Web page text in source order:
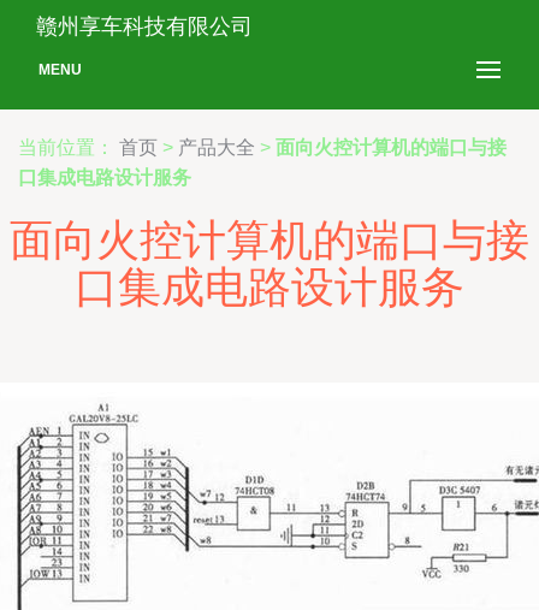
赣州享车科技有限公司
MENU
当前位置： 首页 > 产品大全 > 面向火控计算机的端口与接
口集成电路设计服务
面向火控计算机的端口与接
口集成电路设计服务